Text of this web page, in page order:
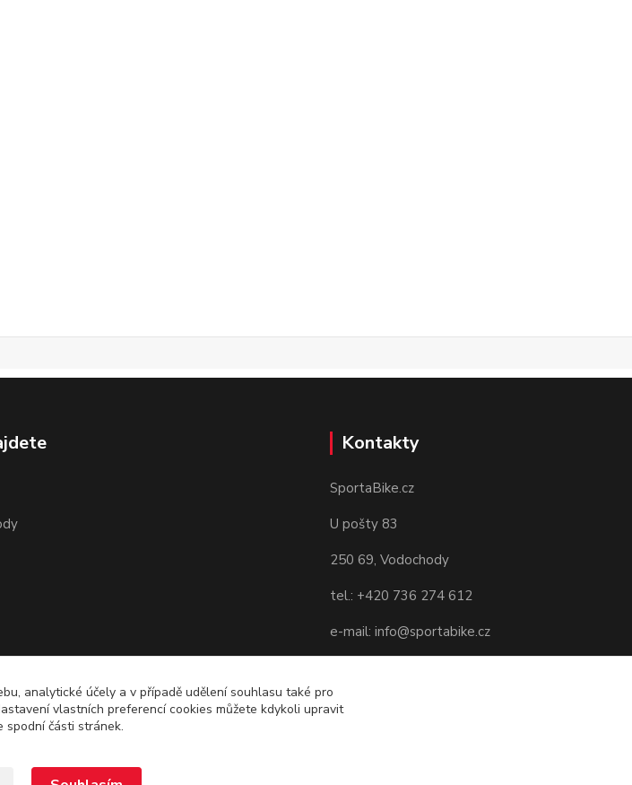
Kontakty
SportaBike.cz
U pošty 83
250 69, Vodochody
tel.: +420 736 274 612
e-mail: info@sportabike.cz
analytické účely a v případě udělení souhlasu také pro
vlastních preferencí cookies můžete kdykoli upravit
spodní části stránek.